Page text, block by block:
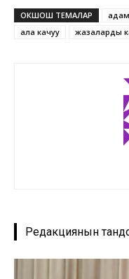
ОКШОШ ТЕМАЛАР
ала качуу
жазаларды
Редакциянын